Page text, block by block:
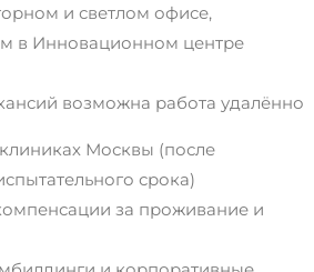
и светлом офисе,
в Инновационном центре
возможна работа удалённо
Москвы (после
срока)
за проживание и